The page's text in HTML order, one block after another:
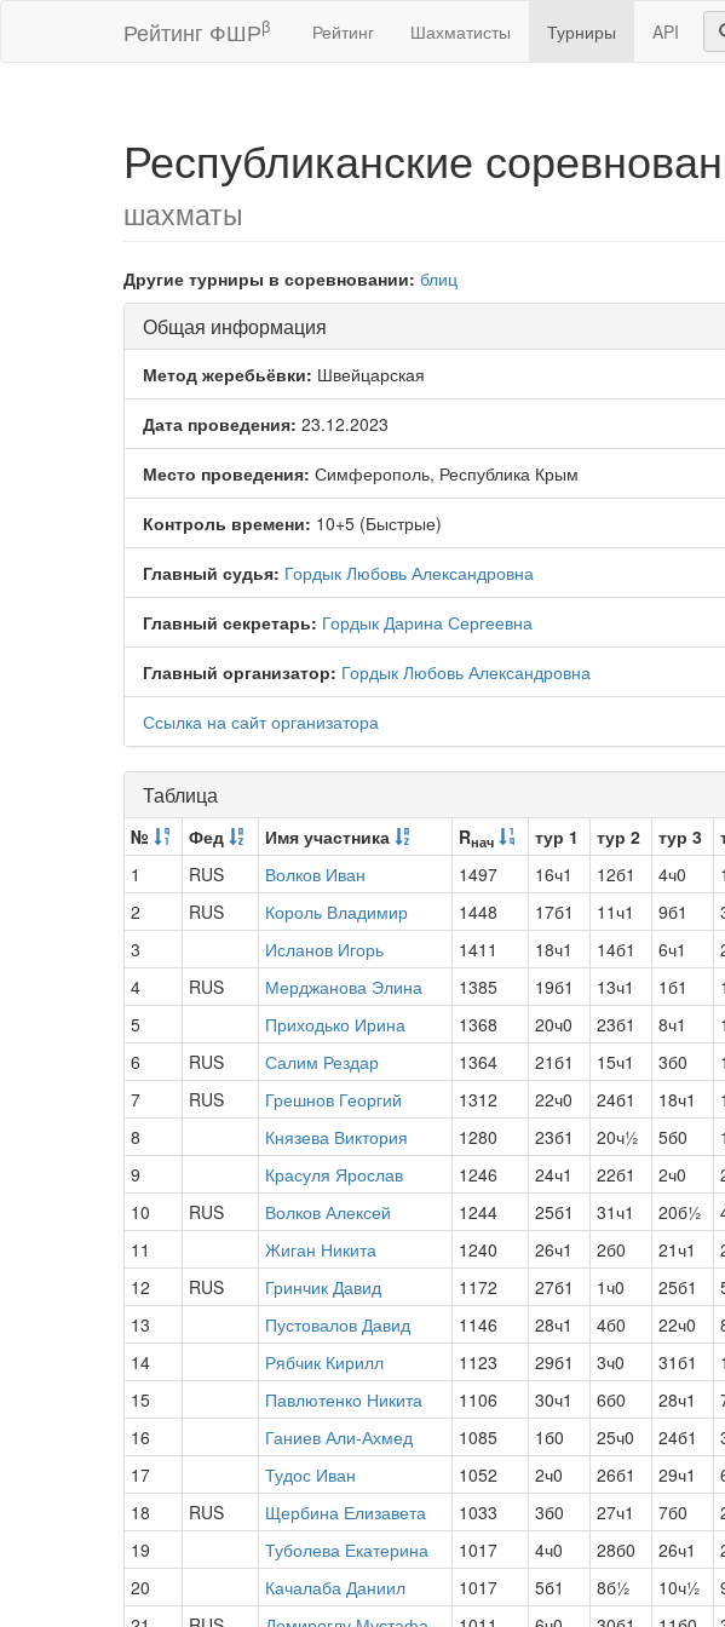
Рейтинг ФШРβ Рейтинг Шахматисты Турниры API
Республиканские
шахматы
Другие турниры в соревновании: блиц
Общая информация
Метод жеребьёвки: Швейцарская
Дата проведения: 23.12.2023
Место проведения: Симферополь, Республика Крым
Контроль времени: 10+5 (Быстрые)
Главный судья: Гордык Любовь Александровна
Главный секретарь: Гордык Дарина Сергеевна
Главный организатор: Гордык Любовь Александровна
Ссылка на сайт организатора
Таблица
№ Фед Имя участника Rнач тур 1 тур 2 тур 3
1
RUS Волков Иван 1497 16ч1 12б1 4ч0
2
RUS Король Владимир 1448 17б1 11ч1 9б1
3
Исланов Игорь 1411 18ч1 14б1 6ч1
4
RUS Мерджанова Элина 1385 19б1 13ч1 1б1
5
Приходько Ирина 1368 20ч0 23б1 8ч1
6
RUS Салим Рездар 1364 21б1 15ч1 3б0
7
RUS Грешнов Георгий 1312 22ч0 24б1 18ч1
8
Князева Виктория 1280 23б1 20ч½ 5б0
9
Красуля Ярослав 1246 24ч1 22б1 2ч0
10
RUS Волков Алексей 1244 25б1 31ч1 20б½
11
Жиган Никита 1240 26ч1 2б0 21ч1
12
RUS Гринчик Давид 1172 27б1 1ч0 25б1
13
Пустовалов Давид 1146 28ч1 4б0 22ч0
14
Рябчик Кирилл 1123 29б1 3ч0 31б1
15
Павлютенко Никита 1106 30ч1 6б0 28ч1
16
Ганиев Али-Ахмед 1085 1б0 25ч0 24б1
17
Тудос Иван 1052 2ч0 26б1 29ч1
18
RUS Щербина Елизавета 1033 3б0 27ч1 7б0
19
Туболева Екатерина 1017 4ч0 28б0 26ч1
20
Качалаба Даниил 1017 5б1 8б½ 10ч½